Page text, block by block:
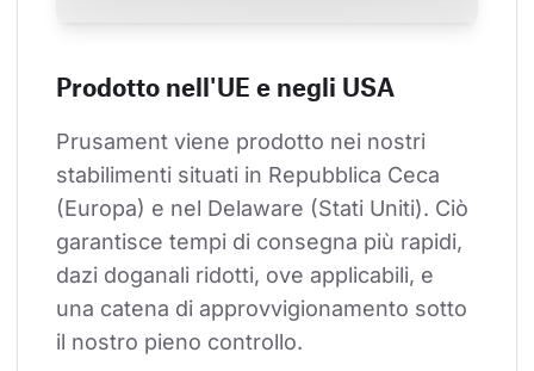
Prodotto nell'UE e negli USA
Prusament viene prodotto nei nostri
stabilimenti situati in Repubblica Ceca
(Europa) e nel Delaware (Stati Uniti). Ciò
garantisce tempi di consegna più rapidi,
dazi doganali ridotti, ove applicabili, e
una catena di approvvigionamento sotto
il nostro pieno controllo.